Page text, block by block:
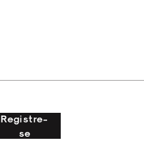
Registre-
se